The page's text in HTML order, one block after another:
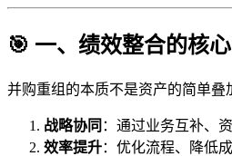
🎯 一、绩效整合的核
并购重组的本质不是资产的简单叠
战略协同 ：通过业务互补、
效率提升：优化流程、降低